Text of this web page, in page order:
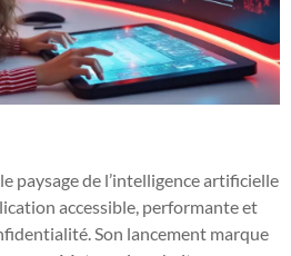
paysage de l’intelligence artificielle
accessible, performante et
Son lancement marque